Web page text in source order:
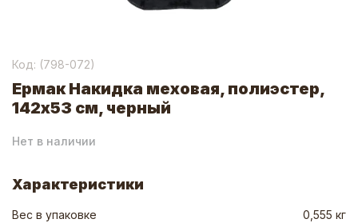
Код: (798-072)
Ермак Накидка меховая, полиэстер,
142х53 см, черный
Нет в наличии
Характеристики
Вес в упаковке
0,555 кг